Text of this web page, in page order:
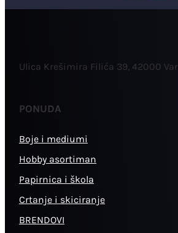
Ulica Krešimira Filića 39, 42000
PONUDA
Boje i mediumi
Hobby asortiman
Papirnica i škola
Crtanje i skiciranje
BRENDOVI